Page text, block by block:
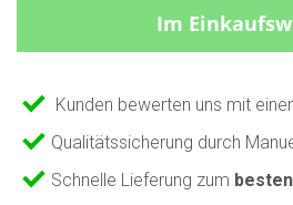
Im
Kunden bewerten uns mit
Qualitätssicherung durch
Schnelle Lieferung zum